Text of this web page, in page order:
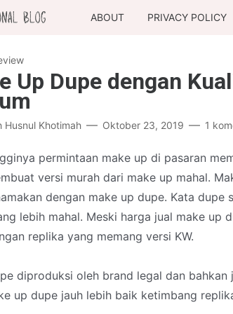
ABOUT PRIVACY POLICY
Up Dupe dengan
Husnul Khotimah Oktober 23, 2019 1
permintaan make up di pasaran
versi murah dari make up mahal.
dengan make up dupe. Kata
lebih mahal. Meski harga jual make up
replika yang memang versi KW.
diproduksi oleh brand legal dan bahkan
up dupe jauh lebih baik ketimbang